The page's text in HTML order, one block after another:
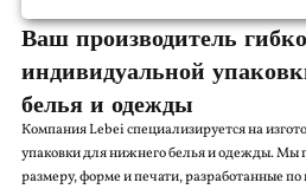
Ваш производитель
индивидуальной
белья и одежды
Компания Lebei специализируется на
упаковки для нижнего белья и одежды. Мы
размеру, форме и печати, разработанные